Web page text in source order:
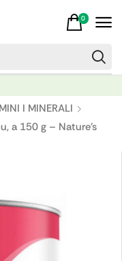
0
I MINERALI
a 150 g – Nature's